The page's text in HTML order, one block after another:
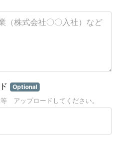
Optional
アップロードしてください。